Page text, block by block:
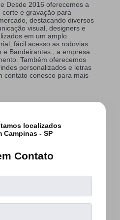
Desde 2016 oferecemos a
e gravação para
destacando diversos
visual, designers e
em um amplo
fácil acesso as rodovias
e Bandeirantes., a empresa
Também oferecemos
personalizados e letras
contato conosco para mais
Contato
localizados
Campinas - SP